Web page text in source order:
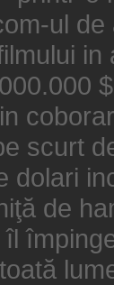
ul
scurt
dolari
de